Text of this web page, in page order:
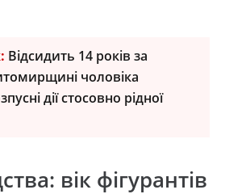
Відсидить 14 років за
чоловіка
дії стосовно рідної
вік фігурантів